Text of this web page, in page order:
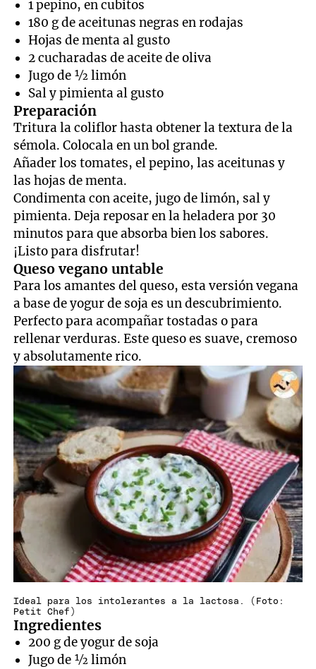
1 pepino, en cubitos
180 g de aceitunas negras en rodajas
Hojas de menta al gusto
2 cucharadas de aceite de oliva
Jugo de ½ limón
Sal y pimienta al gusto
Preparación
Tritura la coliflor hasta obtener la textura de la
sémola. Colocala en un bol grande.
Añader los tomates, el pepino, las aceitunas y
las hojas de menta.
Condimenta con aceite, jugo de limón, sal y
pimienta. Deja reposar en la heladera por 30
minutos para que absorba bien los sabores.
¡Listo para disfrutar!
Queso vegano untable
Para los amantes del queso, esta versión vegana
a base de yogur de soja es un descubrimiento.
Perfecto para acompañar tostadas o para
rellenar verduras. Este queso es suave, cremoso
y absolutamente rico.
Ideal para los intolerantes a la lactosa. (Foto:
Petit Chef)
Ingredientes
200 g de yogur de soja
Jugo de ½ limón